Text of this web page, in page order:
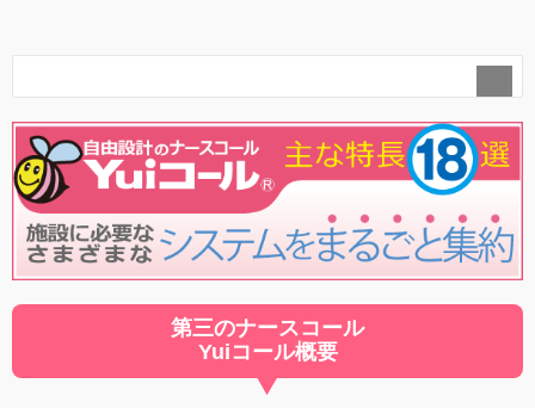
第三のナースコール
Yuiコール概要